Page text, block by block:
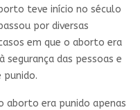
teve início no século
por diversas
em que o aborto era
das pessoas e
punido.
aborto era punido apenas